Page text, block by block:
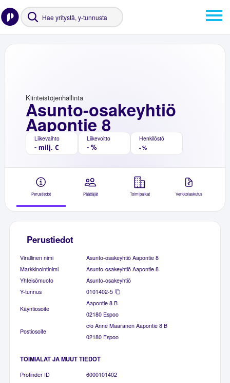
Asunto-osakeyhtiö
Aapontie 8
Kiinteistöjenhallinta
Liikevaihto
- milj. €
Liikevoitto
- %
Henkilöstö
- %
Perustiedot Päättäjät Toimipaikat Verkkolaskutus
Perustiedot
Virallinen nimi
Asunto-osakeyhtiö Aapontie 8
Markkinointinimi
Asunto-osakeyhtiö Aapontie 8
Yhteisömuoto
Asunto-osakeyhtiö
Y-tunnus
0101402-5
Käyntiosoite
Aapontie 8 B
02180 Espoo
Postiosoite
c/o Anne Maaranen Aapontie 8 B
02180 Espoo
TOIMIALAT JA MUUT TIEDOT
Profinder ID
6000101402